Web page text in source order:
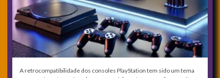
A retrocompatibilidade dos consoles PlayStation tem sido um tema